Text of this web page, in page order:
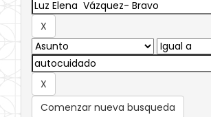
Comenzar nueva busqueda